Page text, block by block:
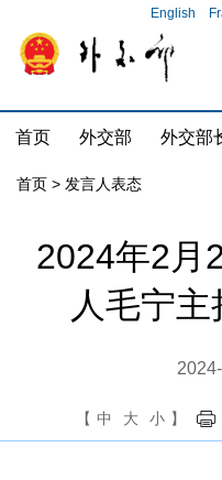
English
首页 外交部 外交部
首页 > 发言人表态
2024年2月
人毛宁
【 中 大 小 】